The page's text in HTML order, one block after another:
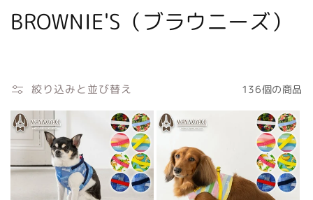
コ
シ
ョ
ン
:
BROWNIE'S（ブラウニーズ）
絞り込みと並び替え 136個の商品